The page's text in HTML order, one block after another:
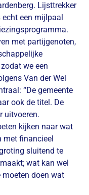
Lijsttrekker
echt een mijlpaal
met partijgenoten,
we een
Van der Wel
“De gemeente
ook de titel. De
uitvoeren.
kijken naar wat
met financieel
sluitend te
wat kan wel
moeten doen wat